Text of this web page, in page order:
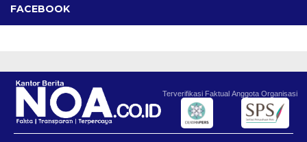
FACEBOOK
Terverifikasi Faktual Anggota Organisasi